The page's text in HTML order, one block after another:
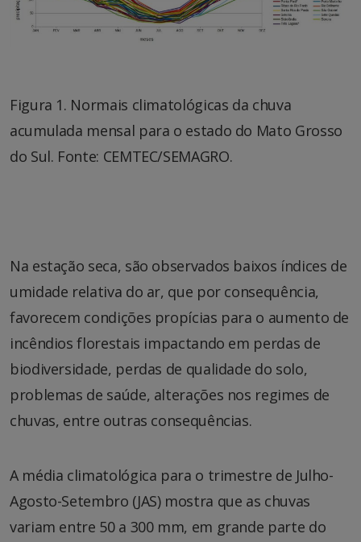
Figura 1. Normais climatológicas da chuva
acumulada mensal para o estado do Mato Grosso
do Sul. Fonte: CEMTEC/SEMAGRO.
Na estação seca, são observados baixos índices de
umidade relativa do ar, que por consequência,
favorecem condições propícias para o aumento de
incêndios florestais impactando em perdas de
biodiversidade, perdas de qualidade do solo,
problemas de saúde, alterações nos regimes de
chuvas, entre outras consequências.
A média climatológica para o trimestre de Julho-
Agosto-Setembro (JAS) mostra que as chuvas
variam entre 50 a 300 mm, em grande parte do